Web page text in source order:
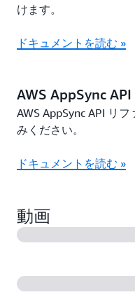
けます。
ドキュメントを読む »
AWS AppSync
AWS AppSync API リ
みください。
ドキュメントを読む »
動画